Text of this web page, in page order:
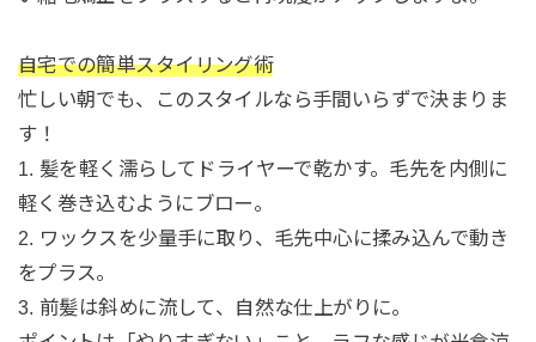
自宅での簡単スタイリング術
忙しい朝でも、このスタイルなら手間いらずで決まりま
す！
1. 髪を軽く濡らしてドライヤーで乾かす。毛先を内側に
軽く巻き込むようにブロー。
2. ワックスを少量手に取り、毛先中心に揉み込んで動き
をプラス。
3. 前髪は斜めに流して、自然な仕上がりに。